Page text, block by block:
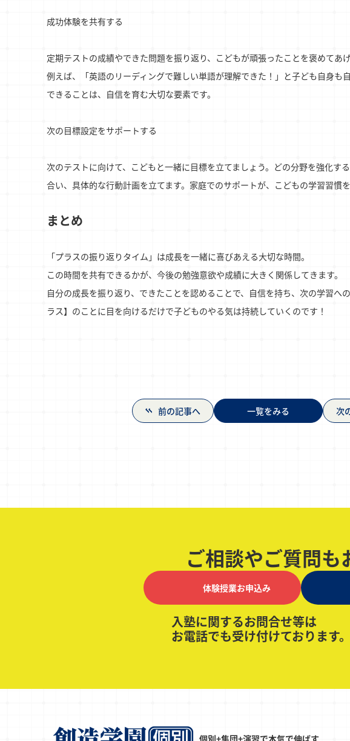
成功体験を共有する
定期テストの成績やできた問題を振り返り、こどもが頑張ったことを褒めてあげ
例えば、「英語のリーディングで難しい単語が理解できた！」と子ども自身も
できることは、自信を育む大切な要素です。
次の目標設定をサポートする
次のテストに向けて、こどもと一緒に目標を立てましょう。どの分野を強化す
合い、具体的な行動計画を立てます。家庭でのサポートが、こどもの学習習慣
まとめ
「プラスの振り返りタイム」は成長を一緒に喜びあえる大切な時間。
この時間を共有できるかが、今後の勉強意欲や成績に大きく関係してきます。
自分の成長を振り返り、できたことを認めることで、自信を持ち、次の学習へ
ラス】のことに目を向けるだけで子どものやる気は持続していくのです！
前の記事へ 一覧をみる 次
ご相談やご質問も
体験授業お申込み
入塾に関するお問合せ等は
お電話でも受け付けております。